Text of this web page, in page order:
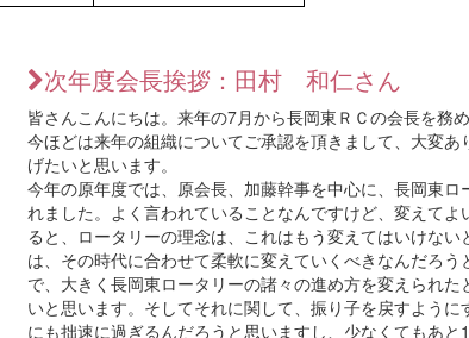
次年度会長挨拶：田村 和仁さん
皆さんこんにちは。来年の7月から長岡東ＲＣの会長を務
今ほどは来年の組織についてご承認を頂きまして、大変
げたいと思います。
今年の原年度では、原会長、加藤幹事を中心に、長岡東
れました。よく言われていることなんですけど、変えて
ると、ロータリーの理念は、これはもう変えてはいけな
は、その時代に合わせて柔軟に変えていくべきなんだろ
で、大きく長岡東ロータリーの諸々の進め方を変えられ
いと思います。そしてそれに関して、振り子を戻すよう
にも拙速に過ぎるんだろうと思いますし、少なくてもあ